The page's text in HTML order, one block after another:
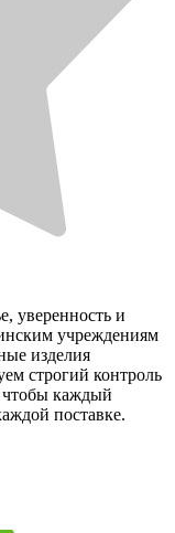
уверенность и
учреждениям
изделия
строгий контроль
чтобы каждый
поставке.